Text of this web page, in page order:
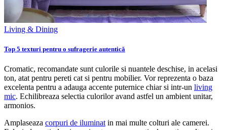
Living & Dining
Top 5 texturi pentru o sufragerie autentică
Cromatic, recomandate sunt culorile si nuantele deschise, in acelasi
ton, atat pentru pereti cat si pentru mobilier. Vor reprezenta o baza
excelenta pentru a adauga accente puternice chiar si intr-un living
mic. Echilibreaza selectia culorilor avand astfel un ambient unitar,
armonios.
Amplaseaza corpuri de iluminat in mai multe colturi ale camerei.